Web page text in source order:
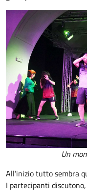
Un
All’inizio tutto sembra
I partecipanti